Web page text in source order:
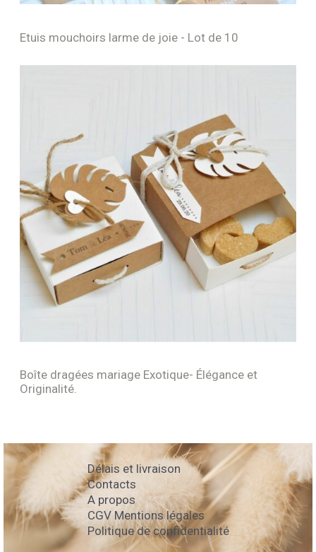
Etuis mouchoirs larme de joie - Lot de 10
Boîte dragées mariage Exotique- Élégance et
Originalité.
Délais et livraison
Contacts
A propos
CGV Mentions légales
Politique de confidentialité